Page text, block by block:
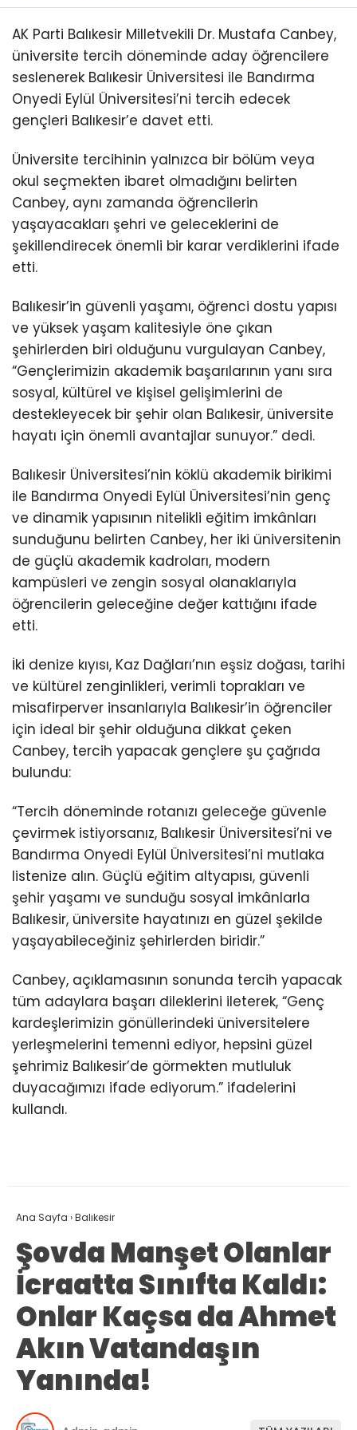
AK Parti Balıkesir Milletvekili Dr. Mustafa Canbey,
üniversite tercih döneminde aday öğrencilere
seslenerek Balıkesir Üniversitesi ile Bandırma
Onyedi Eylül Üniversitesi’ni tercih edecek
gençleri Balıkesir’e davet etti.
Üniversite tercihinin yalnızca bir bölüm veya
okul seçmekten ibaret olmadığını belirten
Canbey, aynı zamanda öğrencilerin
yaşayacakları şehri ve geleceklerini de
şekillendirecek önemli bir karar verdiklerini ifade
etti.
Balıkesir’in güvenli yaşamı, öğrenci dostu yapısı
ve yüksek yaşam kalitesiyle öne çıkan
şehirlerden biri olduğunu vurgulayan Canbey,
“Gençlerimizin akademik başarılarının yanı sıra
sosyal, kültürel ve kişisel gelişimlerini de
destekleyecek bir şehir olan Balıkesir, üniversite
hayatı için önemli avantajlar sunuyor.” dedi.
Balıkesir Üniversitesi’nin köklü akademik birikimi
ile Bandırma Onyedi Eylül Üniversitesi’nin genç
ve dinamik yapısının nitelikli eğitim imkânları
sunduğunu belirten Canbey, her iki üniversitenin
de güçlü akademik kadroları, modern
kampüsleri ve zengin sosyal olanaklarıyla
öğrencilerin geleceğine değer kattığını ifade
etti.
İki denize kıyısı, Kaz Dağları’nın eşsiz doğası, tarihi
ve kültürel zenginlikleri, verimli toprakları ve
misafirperver insanlarıyla Balıkesir’in öğrenciler
için ideal bir şehir olduğuna dikkat çeken
Canbey, tercih yapacak gençlere şu çağrıda
bulundu:
“Tercih döneminde rotanızı geleceğe güvenle
çevirmek istiyorsanız, Balıkesir Üniversitesi’ni ve
Bandırma Onyedi Eylül Üniversitesi’ni mutlaka
listenize alın. Güçlü eğitim altyapısı, güvenli
şehir yaşamı ve sunduğu sosyal imkânlarla
Balıkesir, üniversite hayatınızı en güzel şekilde
yaşayabileceğiniz şehirlerden biridir.”
Canbey, açıklamasının sonunda tercih yapacak
tüm adaylara başarı dileklerini ileterek, “Genç
kardeşlerimizin gönüllerindeki üniversitelere
yerleşmelerini temenni ediyor, hepsini güzel
şehrimiz Balıkesir’de görmekten mutluluk
duyacağımızı ifade ediyorum.” ifadelerini
kullandı.
Ana Sayfa ›Balıkesir
Şovda Manşet Olanlar
İcraatta Sınıfta Kaldı:
Onlar Kaçsa da Ahmet
Akın Vatandaşın
Yanında!